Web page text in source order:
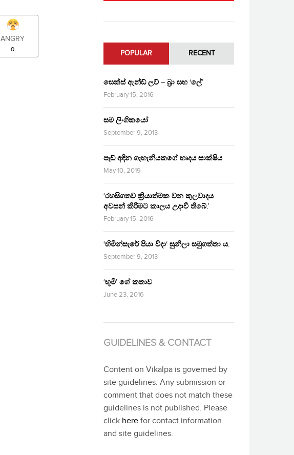
ANGRY
0
POPULAR RECENT
සෙක්ස් ඇන්ඩ් ලව් – බ්‍රා සහ ‘ලේ’
February 15, 2016
සම ලිංගිකයෝ
September 9, 2013
පෑඩ් අඳින ගැහැනියකගේ හෘදය සාක්ෂිය
May 10, 2019
‘රහසිගතව ක්‍රියාත්මක වන කුලවාදය
අවසන් කිරීමට කාලය උදාවී තිබේ.’
February 15, 2016
‘හිමින්සැරේ පියා විදා‘ සුනිලා සමුගත්තා ය.
September 9, 2013
‘භූමි’ ගේ කතාව
June 23, 2016
GUIDELINES & CONTACT
Content on Vikalpa is governed by
site guidelines. Any submission or
comment that does not match these
guidelines is not published. Please
click here for contact information
and site guidelines.